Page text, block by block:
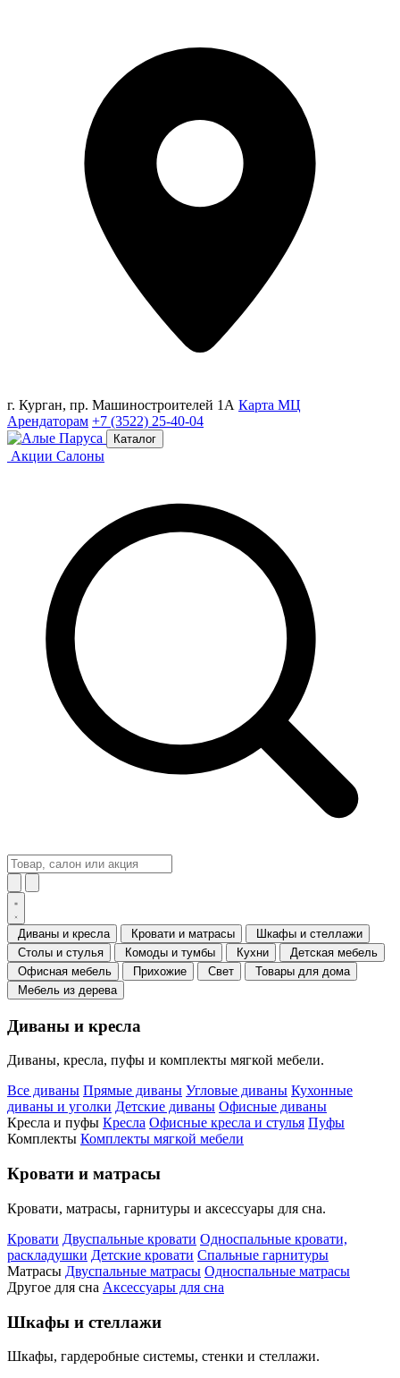
г. Курган, пр. Машиностроителей 1А Карта МЦ
Арендаторам +7 (3522) 25-40-04
Каталог
Акции Салоны
Диваны и кресла Кровати и матрасы
Шкафы и стеллажи
Столы и стулья
Комоды и тумбы Кухни
Детская мебель
Офисная мебель
Прихожие Свет
Товары для дома
Мебель из дерева
Диваны и кресла
Диваны, кресла, пуфы и комплекты мягкой мебели.
Все диваны Прямые диваны Угловые диваны Кухонные
диваны и уголки Детские диваны Офисные диваны
Кресла и пуфы Кресла Офисные кресла и стулья Пуфы
Комплекты Комплекты мягкой мебели
Кровати и матрасы
Кровати, матрасы, гарнитуры и аксессуары для сна.
Кровати Двуспальные кровати Односпальные кровати,
раскладушки Детские кровати Спальные гарнитуры
Матрасы Двуспальные матрасы Односпальные матрасы
Другое для сна Аксессуары для сна
Шкафы и стеллажи
Шкафы, гардеробные системы, стенки и стеллажи.